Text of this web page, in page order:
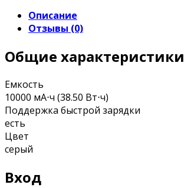
Описание
Отзывы (0)
Общие характеристики
Емкость
10000 мА⋅ч (38.50 Вт⋅ч)
Поддержка быстрой зарядки
есть
Цвет
серый
Вход